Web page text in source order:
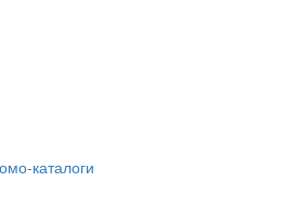
каталоги